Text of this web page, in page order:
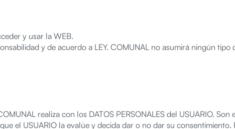
y usar la WEB.
y de acuerdo a LEY. COMUNAL no asumirá ningún tipo
realiza con los DATOS PERSONALES del USUARIO. Son
el USUARIO la evalúe y decida dar o no dar su consentimiento.